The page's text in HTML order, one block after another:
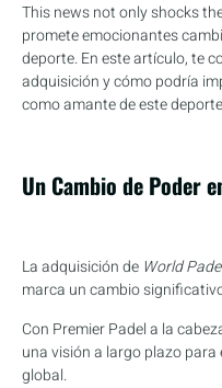
This news not only shocks
promete emocionantes
deporte. En este artículo, te
adquisición y cómo podría
como amante de este deporte
Un Cambio de Poder
La adquisición de World
marca un cambio
Con Premier Padel a la
una visión a largo plazo para
global.